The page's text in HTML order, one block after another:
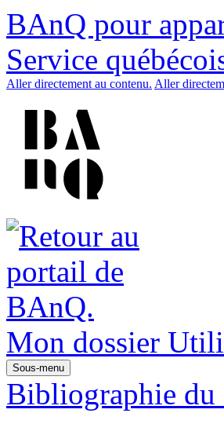
BAnQ pour
Service
Aller directement au contenu. Aller
Mon dossier
Sous-menu
Bibliographie du